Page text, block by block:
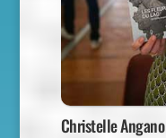
Christelle Angano